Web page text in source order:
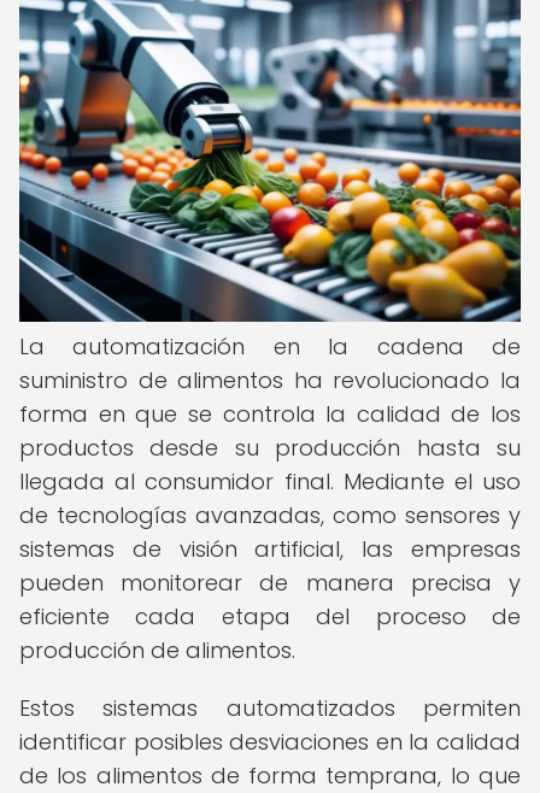
La automatización en la cadena de
suministro de alimentos ha revolucionado la
forma en que se controla la calidad de los
productos desde su producción hasta su
llegada al consumidor final. Mediante el uso
de tecnologías avanzadas, como sensores y
sistemas de visión artificial, las empresas
pueden monitorear de manera precisa y
eficiente cada etapa del proceso de
producción de alimentos.
Estos sistemas automatizados permiten
identificar posibles desviaciones en la calidad
de los alimentos de forma temprana, lo que